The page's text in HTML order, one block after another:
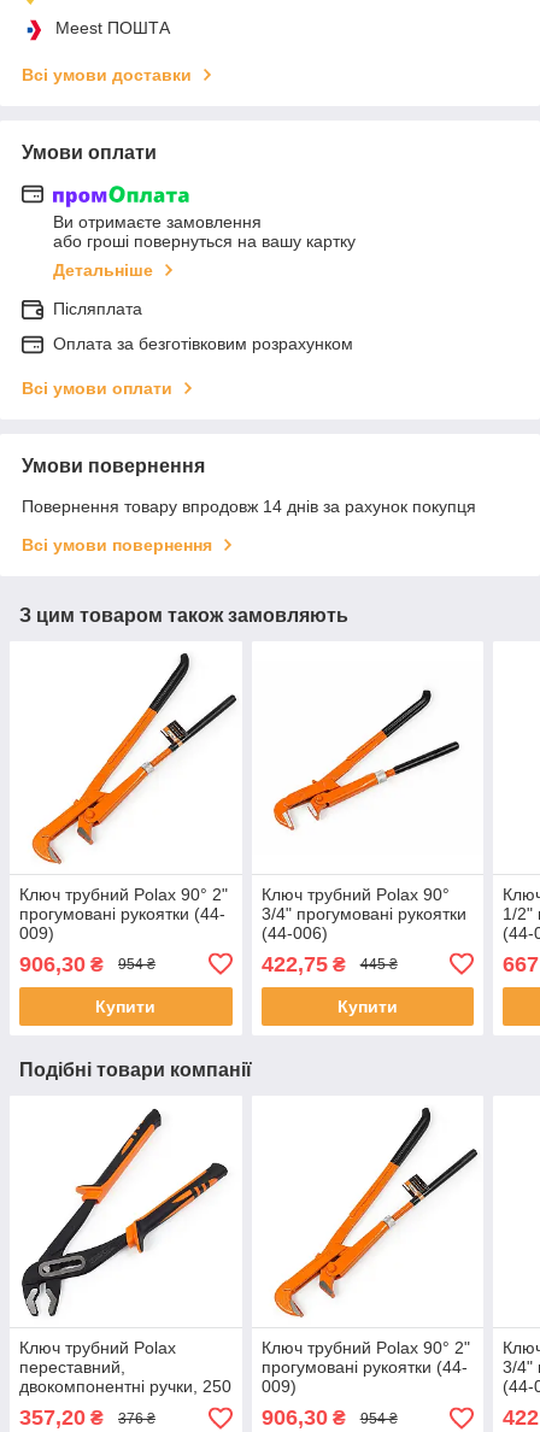
Meest ПОШТА
Всі умови доставки
Умови оплати
Ви отримаєте замовлення
або гроші повернуться на вашу картку
Детальніше
Післяплата
Оплата за безготівковим розрахунком
Всі умови оплати
Умови повернення
Повернення товару впродовж 14 днів за рахунок покупця
Всі умови повернення
З цим товаром також замовляють
Ключ трубний Polax 90° 2"
прогумовані рукоятки (44-
009)
906,30 ₴ 954 ₴
Купити
Ключ трубний Polax 90°
3/4" прогумовані рукоятки
(44-006)
422,75₴ 445 ₴
Купити
1/2"
(44-
Подібні товари компанії
Ключ трубний Polax
переставний,
двокомпонентні ручки, 250
мм (44-004)
357,20 ₴ 376 ₴
Ключ трубний Polax 90° 2"
прогумовані рукоятки (44-
009)
906,30₴ 954 ₴
3/4"
(44-